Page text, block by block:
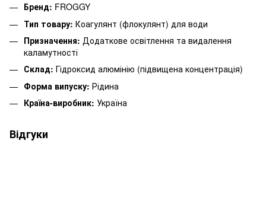
Бренд: FROGGY
Тип товару: Коагулянт (флокулянт) для води
Призначення: Додаткове освітлення та видалення
каламутності
Склад: Гідроксид алюмінію (підвищена концентрація)
Форма випуску: Рідина
Країна-виробник: Україна
Відгуки